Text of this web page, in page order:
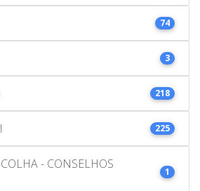
74
3
218
225
- CONSELHOS
1